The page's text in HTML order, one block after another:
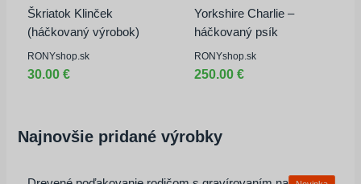
Škriatok Klinček
(háčkovaný výrobok)
RONYshop.sk
30.00 €
Yorkshire Charlie –
háčkovaný psík
RONYshop.sk
250.00 €
Najnovšie pridané výrobky
Prihlasovacie meno alebo e-mailová